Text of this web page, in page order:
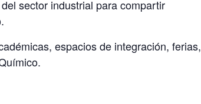
sector industrial para compartir
espacios de integración, ferias,